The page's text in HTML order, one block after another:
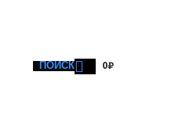
ПОИСК
0₽